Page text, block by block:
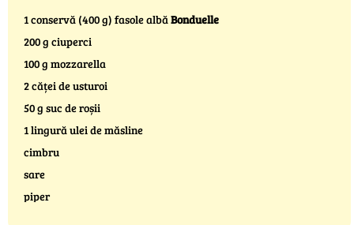
1 conservă (400 g) fasole albăBonduelle
200 g ciuperci
100 g mozzarella
2 căței de usturoi
50 g suc de roșii
1 lingură ulei de măsline
cimbru
sare
piper